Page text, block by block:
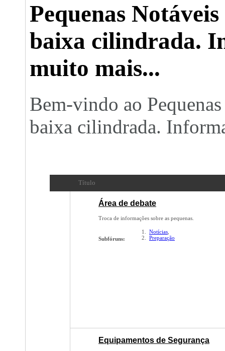
Pequenas
baixa cilindrada.
muito mais...
Bem-vindo ao
baixa cilindrada.
Título
Área de debate
Troca de informações sobre as pequenas.
Subfóruns:
Notícias
Preparação
Equipamentos de Segurança